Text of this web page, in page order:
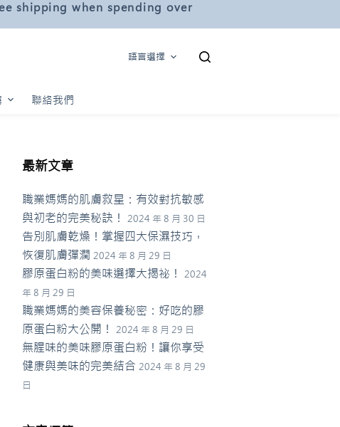
shipping when spending over
語言選擇
聯絡我們
最新文章
職業媽媽的肌膚救星：有效對抗敏感
與初老的完美秘訣！
2024 年 8 月 30 日
告別肌膚乾燥！掌握四大保濕技巧，
恢復肌膚彈潤 2024 年 8 月 29 日
膠原蛋白粉的美味選擇大揭祕！
2024
年 8 月 29 日
職業媽媽的美容保養秘密：好吃的膠
原蛋白粉大公開！
2024 年 8 月 29 日
無腥味的美味膠原蛋白粉！讓你享受
健康與美味的完美結合 2024 年 8 月 29
日